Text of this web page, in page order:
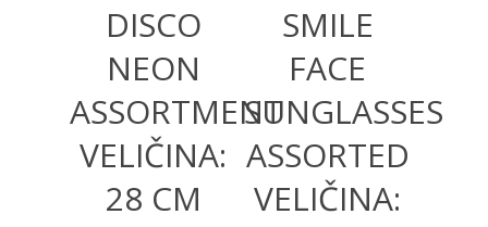
DISCO
NEON
ASSORTMENT
VELIČINA:
28 CM
SMILE
FACE
SUNGLASSES
ASSORTED
VELIČINA: